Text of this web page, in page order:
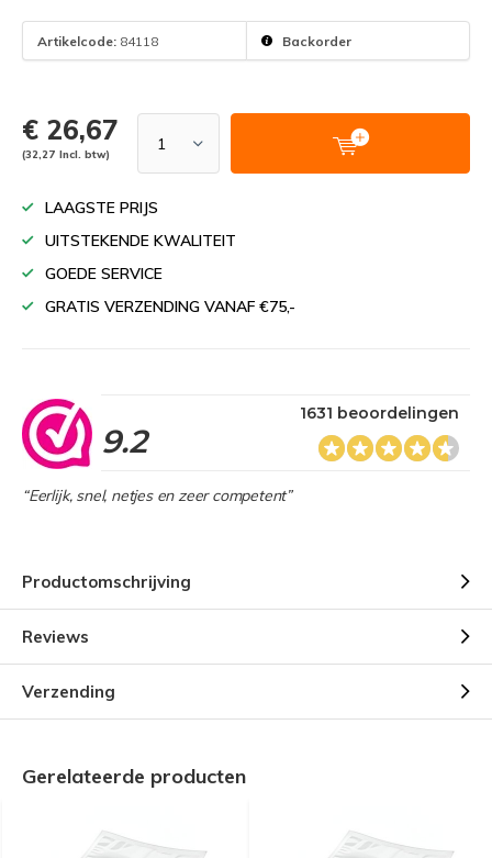
Artikelcode: 84118 Backorder
€ 26,67
(32,27 Incl. btw)
LAAGSTE PRIJS
UITSTEKENDE KWALITEIT
GOEDE SERVICE
GRATIS VERZENDING VANAF €75,-
9.2
1631 beoordelingen
“Eerlijk, snel, netjes en zeer competent”
Productomschrijving
Reviews
Verzending
Gerelateerde producten